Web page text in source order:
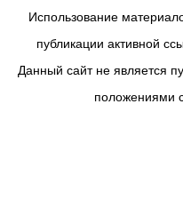
Использование
публикации активной
Данный сайт не является
положениями